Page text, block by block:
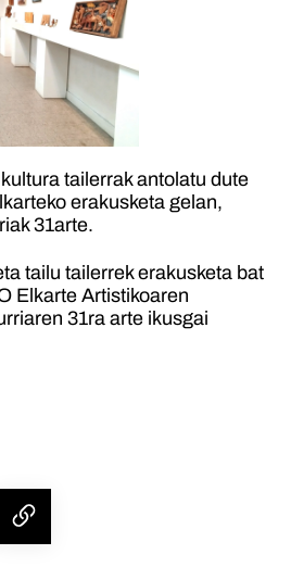
tailerrak antolatu dute
erakusketa gelan,
31arte.
tailu tailerrek erakusketa bat
Elkarte Artistikoaren
31ra arte ikusgai